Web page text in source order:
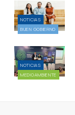
NOTICIAS
BUEN GOBIERNO
NOTICIAS
MEDIOAMBIENTE